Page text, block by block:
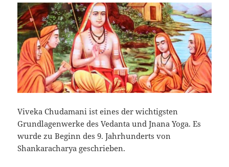
Viveka Chudamani ist eines der wichtigsten
Grundlagenwerke des Vedanta und Jnana Yoga. Es
wurde zu Beginn des 9. Jahrhunderts von
Shankaracharya geschrieben.